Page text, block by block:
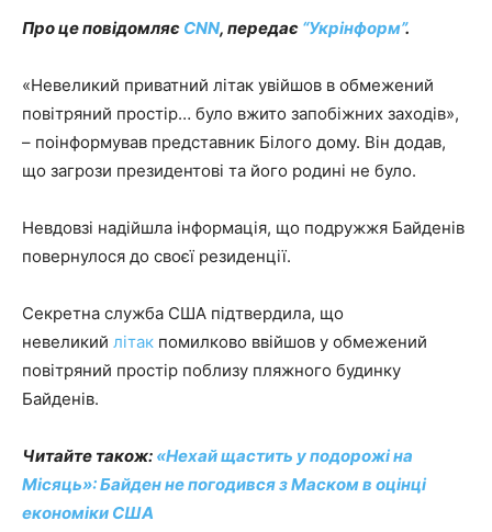
Про це повідомляє CNN, передає “Укрінформ”.
«Невеликий приватний літак увійшов в обмежений
повітряний простір… було вжито запобіжних заходів»,
– поінформував представник Білого дому. Він додав,
що загрози президентові та його родині не було.
Невдовзі надійшла інформація, що подружжя Байденів
повернулося до своєї резиденції.
Секретна служба США підтвердила, що
невеликий літак помилково ввійшов у обмежений
повітряний простір поблизу пляжного будинку
Байденів.
Читайте також: «Нехай щастить у подорожі на
Місяць»: Байден не погодився з Маском в оцінці
економіки США